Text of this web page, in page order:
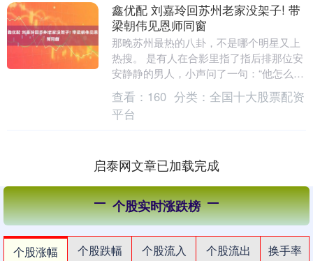
鑫优配 刘嘉玲回苏州老家没架子! 带
梁朝伟见恩师同窗
那晚苏州最热的八卦，不是哪个明星又上
热搜。 是有人在合影里指了指后排那位安
安静静的男人，小声问了一句：“他怎么站
那么后面？” 旁边的人回得更绝：“他不是
来抢镜的....
查看： 160 分类： 全国十大股票配资
平台
启泰网文章已加载完成
个股实时涨跌榜
个股涨幅 个股跌幅 个股流入 个股流出
换手率